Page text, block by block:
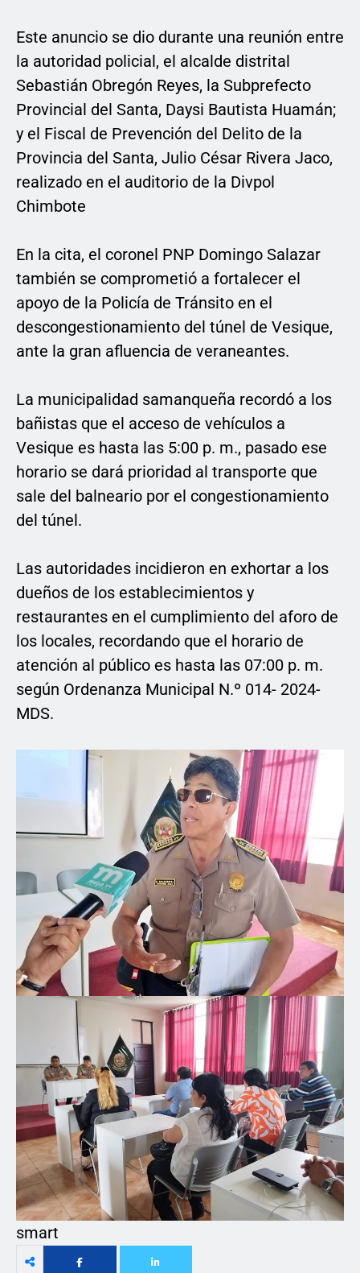
Este anuncio se dio durante una reunión entre
la autoridad policial, el alcalde distrital
Sebastián Obregón Reyes, la Subprefecto
Provincial del Santa, Daysi Bautista Huamán;
y el Fiscal de Prevención del Delito de la
Provincia del Santa, Julio César Rivera Jaco,
realizado en el auditorio de la Divpol
Chimbote
En la cita, el coronel PNP Domingo Salazar
también se comprometió a fortalecer el
apoyo de la Policía de Tránsito en el
descongestionamiento del túnel de Vesique,
ante la gran afluencia de veraneantes.
La municipalidad samanqueña recordó a los
bañistas que el acceso de vehículos a
Vesique es hasta las 5:00 p. m., pasado ese
horario se dará prioridad al transporte que
sale del balneario por el congestionamiento
del túnel.
Las autoridades incidieron en exhortar a los
dueños de los establecimientos y
restaurantes en el cumplimiento del aforo de
los locales, recordando que el horario de
atención al público es hasta las 07:00 p. m.
según Ordenanza Municipal N.º 014- 2024-
MDS.
smart